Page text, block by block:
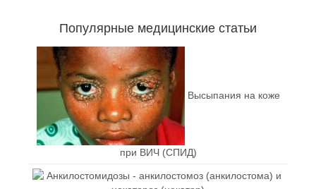
Популярные медицинские статьи
Высыпания на коже
при ВИЧ (СПИД)